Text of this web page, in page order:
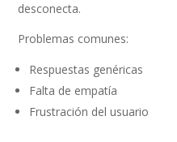
desconecta.
Problemas comunes:
Respuestas genéricas
Falta de empatía
Frustración del usuario